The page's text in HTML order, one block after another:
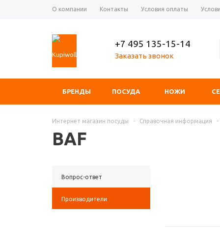
О компании Контакты Условия оплаты
+7 495 135-15-14
Заказать звонок
БРЕНДЫ ПОСУДА НОЖИ
Интернет магазин посуды - Справочная информация -
BAF
Вопрос-ответ
Производители